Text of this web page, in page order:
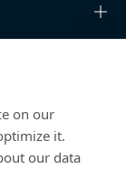
on our
it.
our data